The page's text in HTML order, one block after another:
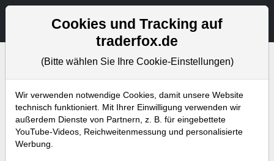
Aktien- und Artikelsuche
Bevorstehende Webinare Alle Aufzeichnungen
Cookies und Tracking auf
traderfox.de
(Bitte wählen Sie Ihre Cookie-Einstellungen)
Wir verwenden notwendige Cookies, damit unsere Website
technisch funktioniert. Mit Ihrer Einwilligung verwenden wir
außerdem Dienste von Partnern, z. B. für eingebettete
YouTube-Videos, Reichweitenmessung und personalisierte
Werbung.